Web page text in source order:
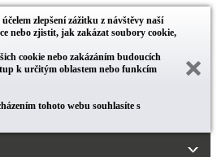
zlepšení zážitku z návštěvy naší
nebo zjistit, jak zakázat soubory cookie,
cookie nebo zakázáním budoucích
k určitým oblastem nebo funkcím
tohoto webu souhlasíte s